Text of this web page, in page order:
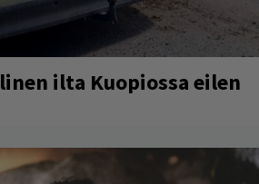
ilta Kuopiossa eilen